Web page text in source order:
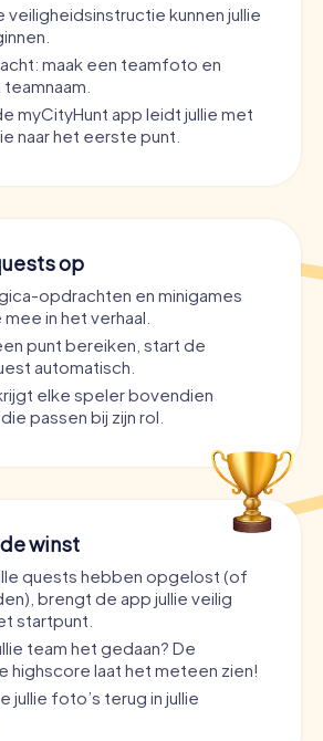
veiligheidsinstructie kunnen jullie
maak een teamfoto en
myCityHunt app leidt jullie met
naar het eerste punt.
op
opdrachten en minigames
in het verhaal.
punt bereiken, start de
automatisch.
elke speler bovendien
passen bij zijn rol.
winst
quests hebben opgelost (of
brengt de app jullie veilig
startpunt.
team het gedaan? De
highscore laat het meteen zien!
jullie foto’s terug in jullie